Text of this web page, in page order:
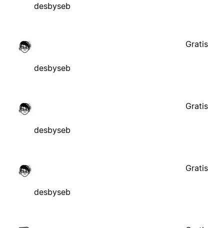
desbyseb
desbyseb
Gratis
desbyseb
Gratis
desbyseb
Gratis